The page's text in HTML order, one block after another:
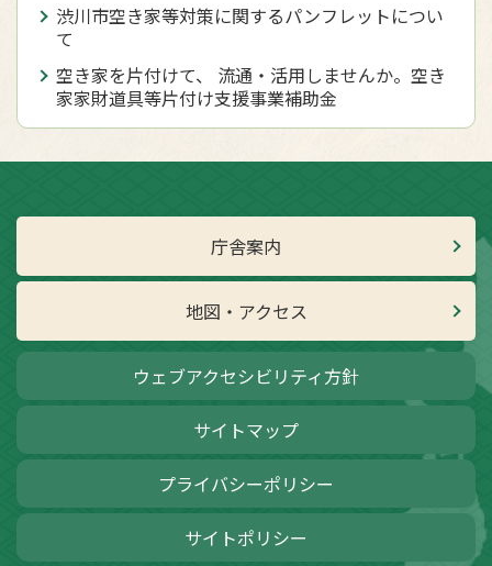
渋川市空き家等対策に関するパンフレットについ
て
空き家を片付けて、 流通・活用しませんか。空き
家家財道具等片付け支援事業補助金
庁舎案内
地図・アクセス
ウェブアクセシビリティ方針
サイトマップ
プライバシーポリシー
サイトポリシー